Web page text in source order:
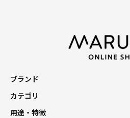
ブランド
カテゴリ
用途・特徴